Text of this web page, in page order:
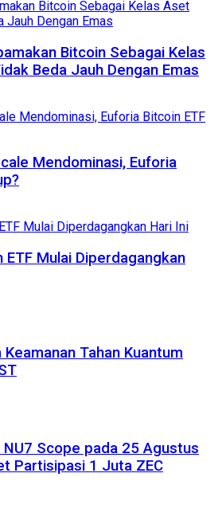
Bitcoin Sebagai Kelas
Beda Jauh Dengan Emas
Mendominasi, Euforia
Mulai Diperdagangkan
Tahan Kuantum
Scope pada 25 Agustus
Partisipasi 1 Juta ZEC